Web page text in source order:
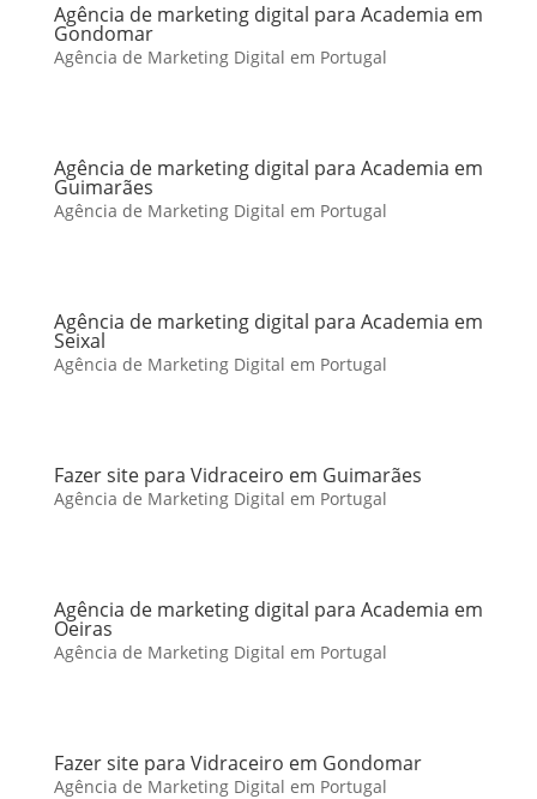
Agência de marketing digital para Academia em
Gondomar
Agência de Marketing Digital em Portugal
Agência de marketing digital para Academia em
Guimarães
Agência de Marketing Digital em Portugal
Agência de marketing digital para Academia em
Seixal
Agência de Marketing Digital em Portugal
Fazer site para Vidraceiro em Guimarães
Agência de Marketing Digital em Portugal
Agência de marketing digital para Academia em
Oeiras
Agência de Marketing Digital em Portugal
Fazer site para Vidraceiro em Gondomar
Agência de Marketing Digital em Portugal